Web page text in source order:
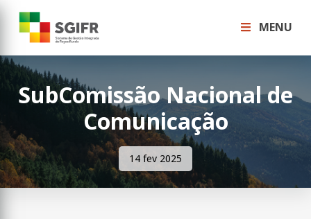
MENU
SubComissão Nacional de
Comunicação
14 fev 2025